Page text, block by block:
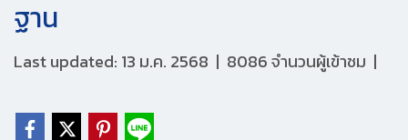
ฐาน
Last updated: 13 ม.ค. 2568 | 8086 จำนวนผู้เข้าชม |